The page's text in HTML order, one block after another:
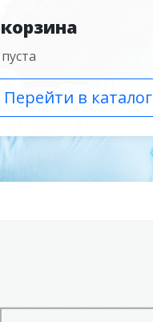
Перейти в каталог